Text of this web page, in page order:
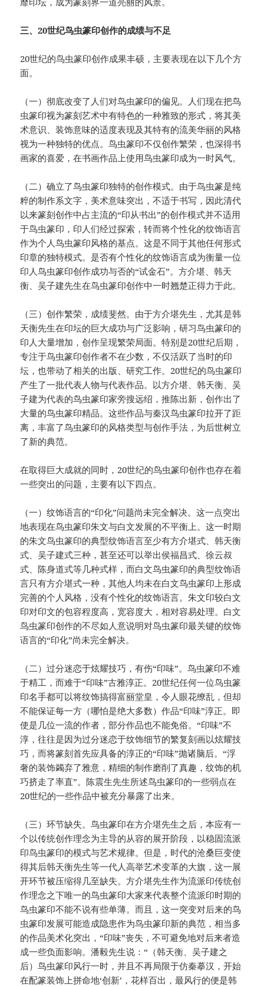
三、20世纪鸟虫篆印创作的成绩与不足
20世纪的鸟虫篆印创作成果丰硕，主要表现在以下几个方
面。
（一）彻底改变了人们对鸟虫篆印的偏见。人们现在把鸟
虫篆印视为篆刻艺术中有特色的一种雅致的形式，将其美
术意识、装饰意味的适度表现及其特有的流美华丽的风格
视为一种独特的优点。鸟虫篆印不仅创作繁荣，也深得书
画家的喜爱，在书画作品上使用鸟虫篆印成为一时风气。
（二）确立了鸟虫篆印独特的创作模式。由于鸟虫篆是纯
粹的制作系文字，美术意味突出，不适于书写，因此清代
以来篆刻创作中占主流的“印从书出”的创作模式并不适用
于鸟虫篆印，印人们经过探索，转而将个性化的纹饰语言
作为个人鸟虫篆印风格的基点。这是不同于其他任何形式
印章的独特模式。是否有个性化的纹饰语言成为衡量一位
印人鸟虫篆印创作成功与否的“试金石”。方介堪、韩天
衡、吴子建先生在鸟虫篆印创作中一时翘楚正得力于此。
（三）创作繁荣，成绩斐然。由于方介堪先生，尤其是韩
天衡先生在印坛的巨大成功与广泛影响，研习鸟虫篆印的
印人大量增加，创作呈现繁荣局面。特别是20世纪后期，
专注于鸟虫篆印创作者不在少数，不仅活跃了当时的印
坛，也带动了相关的出版、研究工作。20世纪的鸟虫篆印
产生了一批代表人物与代表作品。以方介堪、韩天衡、吴
子建为代表的鸟虫篆印家旁搜远绍，推陈出新，创作出了
大量的鸟虫篆印精品。这些作品与秦汉鸟虫篆印拉开了距
离，丰富了鸟虫篆印的风格类型与创作手法，为后世树立
了新的典范。
在取得巨大成就的同时，20世纪的鸟虫篆印创作也存在着
一些突出的问题，主要有以下四点。
（一）纹饰语言的“印化”问题尚未完全解决。这一点突出
地表现在鸟虫篆印朱文与白文发展的不平衡上。这一时期
的朱文鸟虫篆印的典型纹饰语言至少有方介堪式、韩天衡
式、吴子建式三种，甚至还可以举出侯福昌式、徐云叔
式、陈身道式等几种式样，而白文鸟虫篆印的典型纹饰语
言只有方介堪式一种，其他人均未在白文鸟虫篆印上形成
完善的个人风格，没有个性化的纹饰语言。朱文印较白文
印对印文的包容程度高，宽容度大，相对容易处理。白文
鸟虫篆印创作的不尽如人意说明对鸟虫篆印最关键的纹饰
语言的“印化”尚未完全解决。
（二）过分迷恋于炫耀技巧，有伤“印味”。鸟虫篆印不难
于精工，而难于“印味”古雅淳正。20世纪任何一位鸟虫篆
印名手都可以将纹饰搞得富丽堂皇，令人眼花缭乱，但却
不能保证每一方（哪怕是绝大多数）作品“印味”淳正。即
使是几位一流的作者，部分作品也不能免俗。“印味”不
淳，往往是因为过分迷恋于纹饰细节的繁复刻画以炫耀技
巧，而将篆刻首先应具备的淳正的“印味”抛诸脑后。“浮
奢的装饰蠲弃了雅意，精细的制作磨削了真趣，纹饰的机
巧挤走了率直”。陈震生先生所述鸟虫篆印的一些弱点在
20世纪的一些作品中被充分暴露了出来。
（三）环节缺失。鸟虫篆印在方介堪先生之后，本应有一
个以传统创作理念为主导的从容的展开阶段，以稳固流派
印鸟虫篆印的模式与艺术规律。但是，时代的沧桑巨变使
得其后韩天衡先生等一代人高举艺术变革的大旗，这一展
开环节被压缩得几至缺失。方介堪先生作为流派印传统创
作理念之下唯一的鸟虫篆印大家来代表整个流派印时期的
鸟虫篆印不能不说有些单薄。而且，这一突变对后来的鸟
虫篆印发展可能造成隐患作为鸟虫篆印新的典范，相当多
的作品美术化突出，“印味”丧失，不可避免地对后来者造
成一些负面影响。潘毅先生说：“（韩天衡、吴子建之
后）鸟虫篆印风行一时，并且不再局限于仿秦摹汉，开始
在配篆装饰上拼命地‘创新’，花样百出，最风行的便是韩